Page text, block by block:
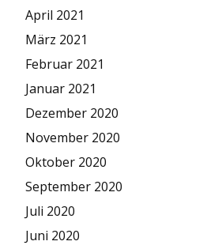
April 2021
März 2021
Februar 2021
Januar 2021
Dezember 2020
November 2020
Oktober 2020
September 2020
Juli 2020
Juni 2020